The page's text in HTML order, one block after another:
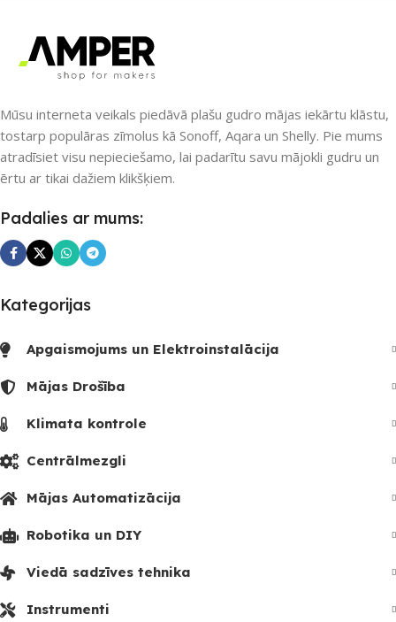
Bluetooth,Ethernet / LAN ,
(infrared),Wi-Fi,ZigBee
PIEEJAMS UZREIZ
Nē
UZREIZ PIEEJAMAIS
PIEEJAMS UZREIZ
Nē
Mūsu interneta veikals piedāvā plašu gudro mājas iekārtu klāstu,
tostarp populāras zīmolus kā Sonoff, Aqara un Shelly. Pie mums
atradīsiet visu nepieciešamo, lai padarītu savu mājokli gudru un
ērtu ar tikai dažiem klikšķiem.
Padalies ar mums:
Kategorijas
Apgaismojums un Elektroinstalācija
Mājas Drošība
Klimata kontrole
Centrālmezgli
Mājas Automatizācija
Robotika un DIY
Viedā sadzīves tehnika
Instrumenti